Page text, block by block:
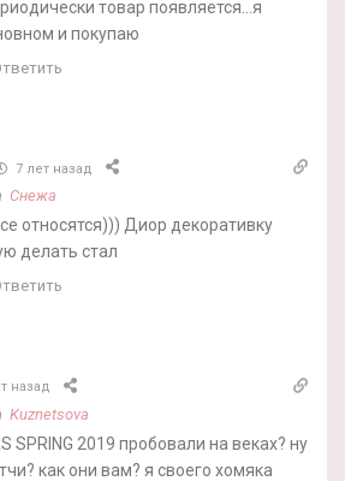
товар появляется…я
и покупаю
7 лет назад
Снежа
относятся))) Диор декоративку
делать стал
назад
Kuznetsova
SPRING 2019 пробовали на веках? ну
как они вам? я своего хомяка